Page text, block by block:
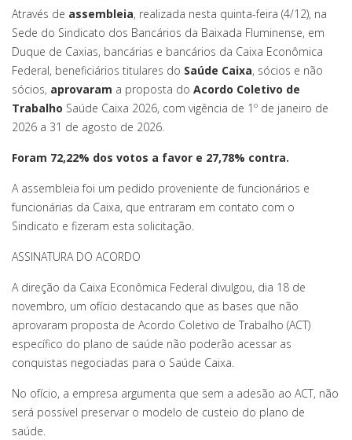
Através de assembleia, realizada nesta quinta-feira (4/12), na
Sede do Sindicato dos Bancários da Baixada Fluminense, em
Duque de Caxias, bancárias e bancários da Caixa Econômica
Federal, beneficiários titulares do Saúde Caixa, sócios e não
sócios, aprovaram a proposta do Acordo Coletivo de
Trabalho Saúde Caixa 2026, com vigência de 1º de janeiro de
2026 a 31 de agosto de 2026.
Foram 72,22% dos votos a favor e 27,78% contra.
A assembleia foi um pedido proveniente de funcionários e
funcionárias da Caixa, que entraram em contato com o
Sindicato e fizeram esta solicitação.
ASSINATURA DO ACORDO
A direção da Caixa Econômica Federal divulgou, dia 18 de
novembro, um ofício destacando que as bases que não
aprovaram proposta de Acordo Coletivo de Trabalho (ACT)
específico do plano de saúde não poderão acessar as
conquistas negociadas para o Saúde Caixa.
No ofício, a empresa argumenta que sem a adesão ao ACT, não
será possível preservar o modelo de custeio do plano de
saúde.